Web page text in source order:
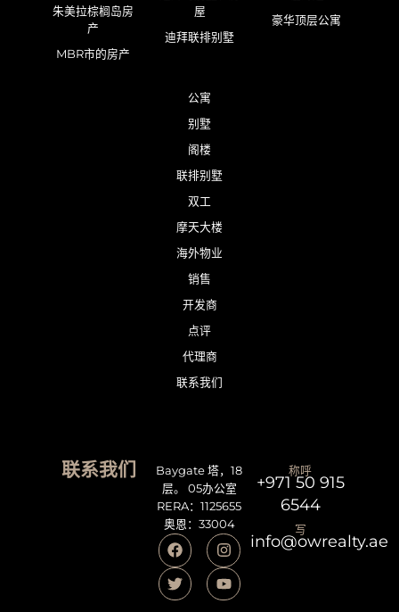
朱美拉棕榈岛房
产
MBR市的房产
屋
迪拜联排别墅
豪华顶层公寓
公寓
别墅
阁楼
联排别墅
双工
摩天大楼
海外物业
销售
开发商
点评
代理商
联系我们
联系我们
Baygate 塔，18
层。 05办公室
RERA：1125655
奥恩：33004
称呼
+971 50 915
6544
写
info@owrealty.ae